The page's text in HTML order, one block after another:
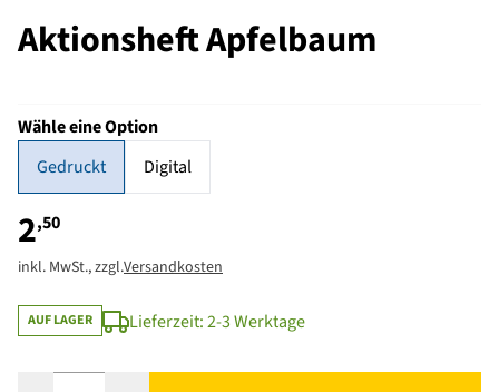
Aktionsheft Apfelbaum
Wähle eine Option
Gedruckt
Digital
2,50
inkl. MwSt., zzgl.Versandkosten
AUF LAGER Lieferzeit: 2-3 Werktage